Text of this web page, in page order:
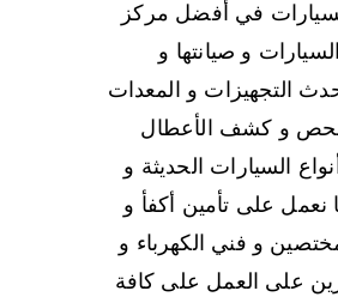
في أفضل مركز
و صيانتها و
التجهيزات و المعدات
و كشف الأعطال
السيارات الحديثة و
نعمل على تأمين أكفأ و
و فني الكهرباء و
على العمل على كافة